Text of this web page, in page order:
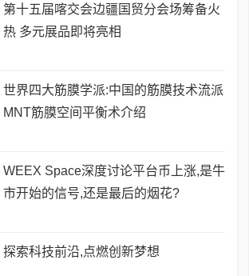
第十五届喀交会边疆国贸分会场筹备火
热 多元展品即将亮相
世界四大筋膜学派:中国的筋膜技术流派
MNT筋膜空间平衡术介绍
WEEX Space深度讨论平台币上涨,是牛
市开始的信号,还是最后的烟花?
探索科技前沿,点燃创新梦想